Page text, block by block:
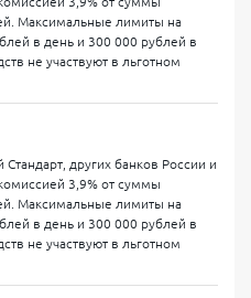
от 57,5%
от 58,381%
согласно тарифам банка.
119 рублей ежемесячно
однако банк
выполнении условий
карты при первичном
отдельно. СМС-
предоставляется
услуг.
Максимальные лимиты на
в день и 300 000 рублей в
не участвуют в льготном
других банков России и
3,9% от суммы
Максимальные лимиты на
в день и 300 000 рублей в
не участвуют в льготном